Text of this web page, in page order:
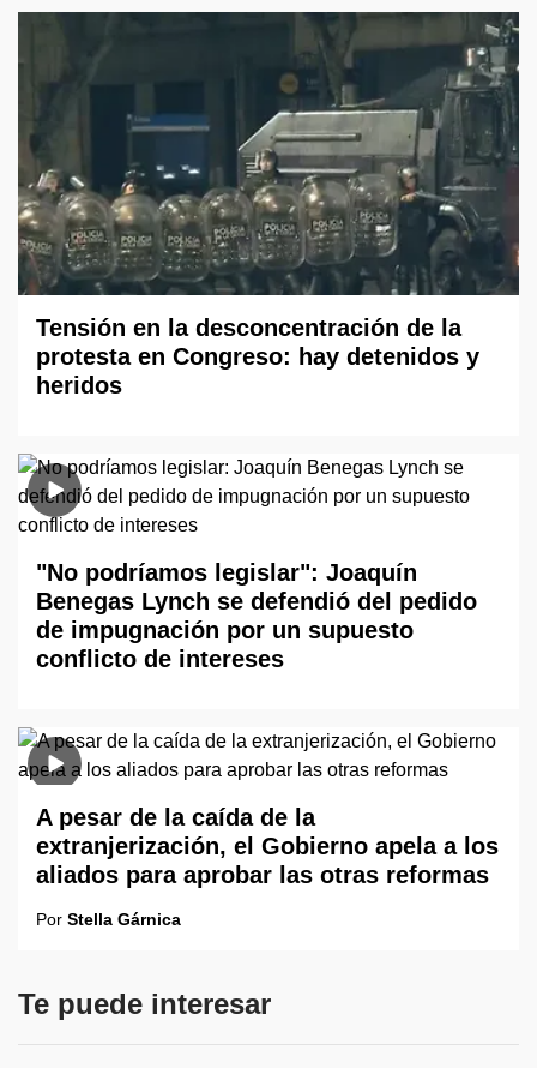
Tensión en la desconcentración de la
protesta en Congreso: hay detenidos y
heridos
"No podríamos legislar": Joaquín
Benegas Lynch se defendió del pedido
de impugnación por un supuesto
conflicto de intereses
A pesar de la caída de la
extranjerización, el Gobierno apela a los
aliados para aprobar las otras reformas
Por Stella Gárnica
Te puede interesar